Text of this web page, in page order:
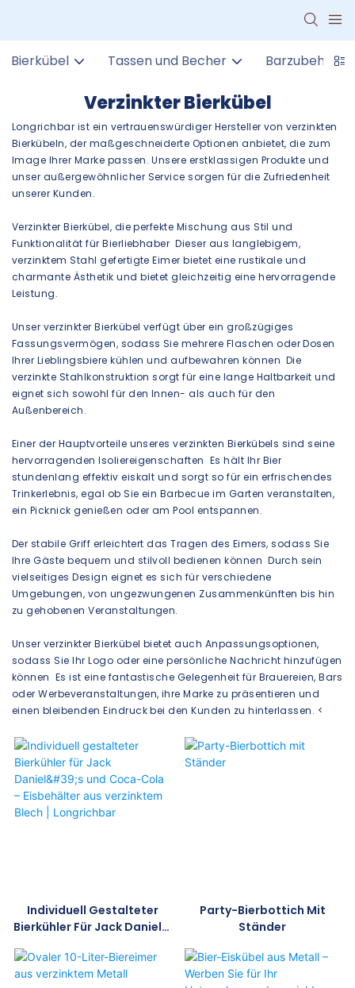
Bierkübel Tassen und Becher Barzubehör
Verzinkter Bierkübel
Longrichbar ist ein vertrauenswürdiger Hersteller von verzinkten
Bierkübeln, der maßgeschneiderte Optionen anbietet, die zum
Image Ihrer Marke passen. Unsere erstklassigen Produkte und
unser außergewöhnlicher Service sorgen für die Zufriedenheit
unserer Kunden.
Verzinkter Bierkübel, die perfekte Mischung aus Stil und
Funktionalität für Bierliebhaber Dieser aus langlebigem,
verzinktem Stahl gefertigte Eimer bietet eine rustikale und
charmante Ästhetik und bietet gleichzeitig eine hervorragende
Leistung.
Unser verzinkter Bierkübel verfügt über ein großzügiges
Fassungsvermögen, sodass Sie mehrere Flaschen oder Dosen
Ihrer Lieblingsbiere kühlen und aufbewahren können Die
verzinkte Stahlkonstruktion sorgt für eine lange Haltbarkeit und
eignet sich sowohl für den Innen- als auch für den
Außenbereich.
Einer der Hauptvorteile unseres verzinkten Bierkübels sind seine
hervorragenden Isoliereigenschaften Es hält Ihr Bier
stundenlang effektiv eiskalt und sorgt so für ein erfrischendes
Trinkerlebnis, egal ob Sie ein Barbecue im Garten veranstalten,
ein Picknick genießen oder am Pool entspannen.
Der stabile Griff erleichtert das Tragen des Eimers, sodass Sie
Ihre Gäste bequem und stilvoll bedienen können Durch sein
vielseitiges Design eignet es sich für verschiedene
Umgebungen, von ungezwungenen Zusammenkünften bis hin
zu gehobenen Veranstaltungen.
Unser verzinkter Bierkübel bietet auch Anpassungsoptionen,
sodass Sie Ihr Logo oder eine persönliche Nachricht hinzufügen
können Es ist eine fantastische Gelegenheit für Brauereien, Bars
oder Werbeveranstaltungen, ihre Marke zu präsentieren und
einen bleibenden Eindruck bei den Kunden zu hinterlassen. <
Individuell Gestalteter
Bierkühler Für Jack Daniel's
Eisbehälter Aus Verzinktem
Blech | Longrichbar
Party-Bierbottich Mit
Ständer